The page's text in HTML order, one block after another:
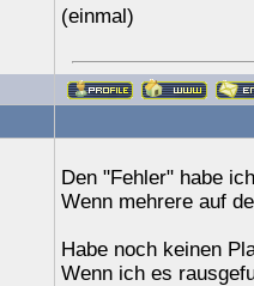
(einmal)
Den "Fehler" habe
Wenn mehrere auf
Habe noch keinen
Wenn ich es